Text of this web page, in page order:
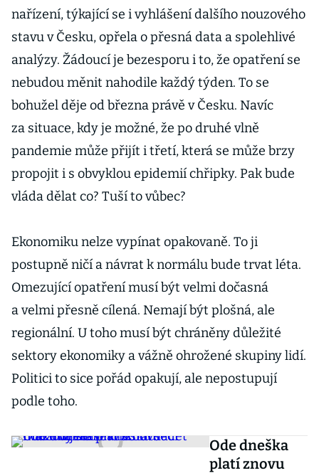
nařízení, týkající se i vyhlášení dalšího nouzového
stavu v Česku, opřela o přesná data a spolehlivé
analýzy. Žádoucí je bezesporu i to, že opatření se
nebudou měnit nahodile každý týden. To se
bohužel děje od března právě v Česku. Navíc
za situace, kdy je možné, že po druhé vlně
pandemie může přijít i třetí, která se může brzy
propojit i s obvyklou epidemií chřipky. Pak bude
vláda dělat co? Tuší to vůbec?
Ekonomiku nelze vypínat opakovaně. To ji
postupně ničí a návrat k normálu bude trvat léta.
Omezující opatření musí být velmi dočasná
a velmi přesně cílená. Nemají být plošná, ale
regionální. U toho musí být chráněny důležité
sektory ekonomiky a vážně ohrožené skupiny lidí.
Politici to sice pořád opakují, ale nepostupují
podle toho.
Ode dneška
platí znovu